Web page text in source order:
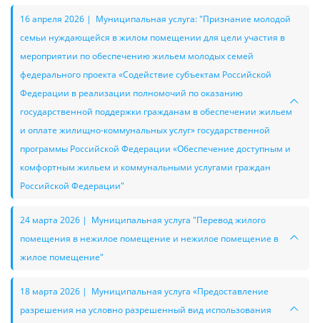
16 апреля 2026 | Муниципальная услуга: "Признание молодой
семьи нуждающейся в жилом помещении для цели участия в
мероприятии по обеспечению жильем молодых семей
федерального проекта «Содействие субъектам Российской
Федерации в реализации полномочий по оказанию
государственной поддержки гражданам в обеспечении жильем
и оплате жилищно-коммунальных услуг» государственной
программы Российской Федерации «Обеспечение доступным и
комфортным жильем и коммунальными услугами граждан
Российской Федерации"
24 марта 2026 | Муниципальная услуга "Перевод жилого
помещения в нежилое помещение и нежилое помещение в
жилое помещение"
18 марта 2026 | Муниципальная услуга «Предоставление
разрешения на условно разрешенный вид использования